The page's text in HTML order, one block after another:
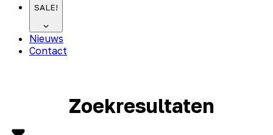
SALE!
Nieuws
Contact
Zoekresultaten